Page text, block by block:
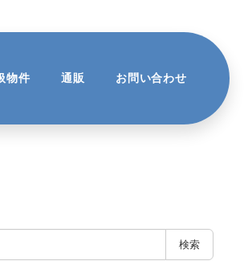
物件 通販 お問い合わせ
検索